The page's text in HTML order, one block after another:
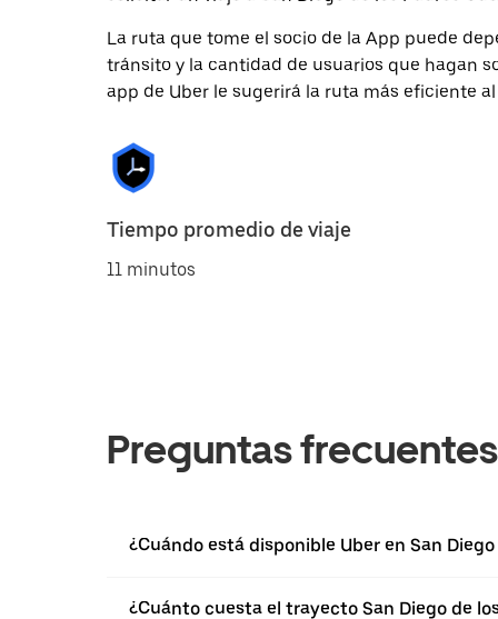
La ruta que tome el socio de la App puede
tránsito y la cantidad de usuarios que hagan
app de Uber le sugerirá la ruta más eficiente
Tiempo promedio de viaje
11 minutos
Preguntas frecuentes
¿Cuándo está disponible Uber en San
¿Cuánto cuesta el trayecto San Diego de